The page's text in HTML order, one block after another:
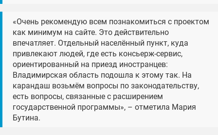
«Очень рекомендую всем познакомиться с проектом
как минимум на сайте. Это действительно
впечатляет. Отдельный населённый пункт, куда
привлекают людей, где есть консьерж-сервис,
ориентированный на приезд иностранцев:
Владимирская область подошла к этому так. На
карандаш возьмём вопросы по законодательству,
есть вопросы, связанные с расширением
государственной программы», – отметила Мария
Бутина.